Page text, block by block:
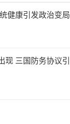
健康引发政治变局
现 三国防务协议引